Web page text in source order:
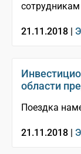
21.11.2018 |
области
Поездка
21.11.2018 |